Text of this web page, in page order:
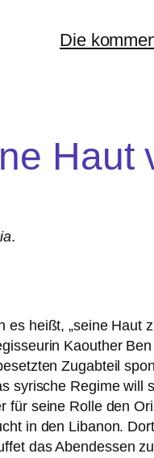
Die
Haut
.
es heißt, „sei­ne
Kaouther
Zugabteil
syri­sche Regime will
für sei­ne Rolle den
in den Libanon.
das Abendessen